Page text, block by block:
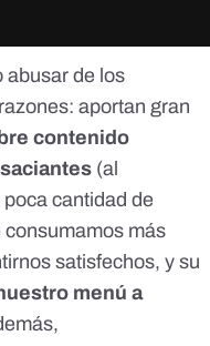
abusar de los
aportan gran
contenido
(al
cantidad de
consumamos más
satisfechos, y su
menú a